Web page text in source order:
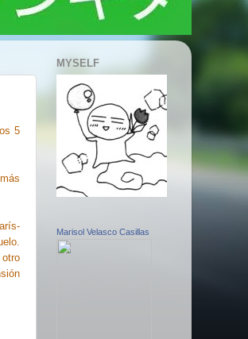
5
MYSELF
Marisol Velasco Casillas